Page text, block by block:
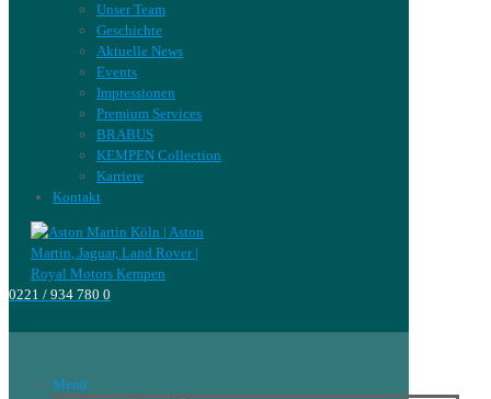
Unser Team
Geschichte
Aktuelle News
Events
Impressionen
Premium Services
BRABUS
KEMPEN Collection
Karriere
Kontakt
0221 / 934 780 0
Menü